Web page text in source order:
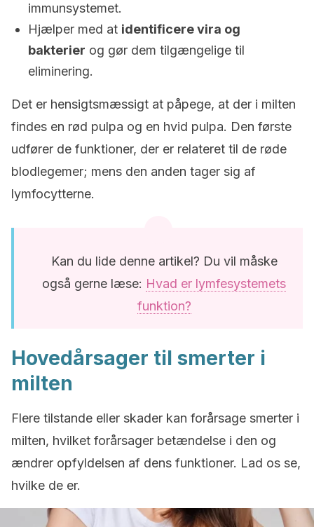
immunsystemet.
Hjælper med at identificere vira og
bakterier og gør dem tilgængelige til
eliminering.
Det er hensigtsmæssigt at påpege, at der i milten
findes en rød pulpa og en hvid pulpa. Den første
udfører de funktioner, der er relateret til de røde
blodlegemer; mens den anden tager sig af
lymfocytterne.
Kan du lide denne artikel? Du vil måske
også gerne læse: Hvad er lymfesystemets
funktion?
Hovedårsager til smerter i
milten
Flere tilstande eller skader kan forårsage smerter i
milten, hvilket forårsager betændelse i den og
ændrer opfyldelsen af dens funktioner. Lad os se,
hvilke de er.